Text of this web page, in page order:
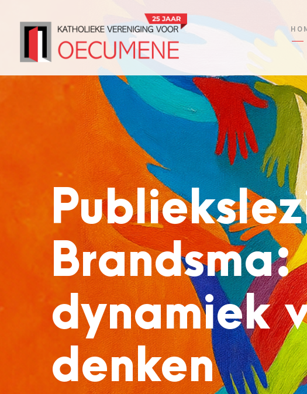
dynamiek
denken